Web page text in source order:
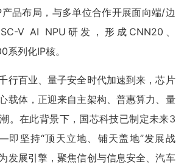
品布局，与多单位合作开展面向端/边
V AI NPU研发，形成CNN20、
列化IP核。
行百业、量子安全时代加速到来，芯片
载体，正迎来自主架构、普惠算力、量
。在此背景下，国芯科技已制定未来3
坚持“顶天立地、铺天盖地”发展战
发展引擎，聚焦信创与信息安全、汽车